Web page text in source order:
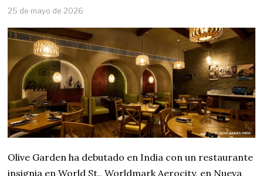
25 de mayo de 2026
Olive Garden ha debutado en India con un restaurante
insignia en World St., Worldmark Aerocity, en Nueva